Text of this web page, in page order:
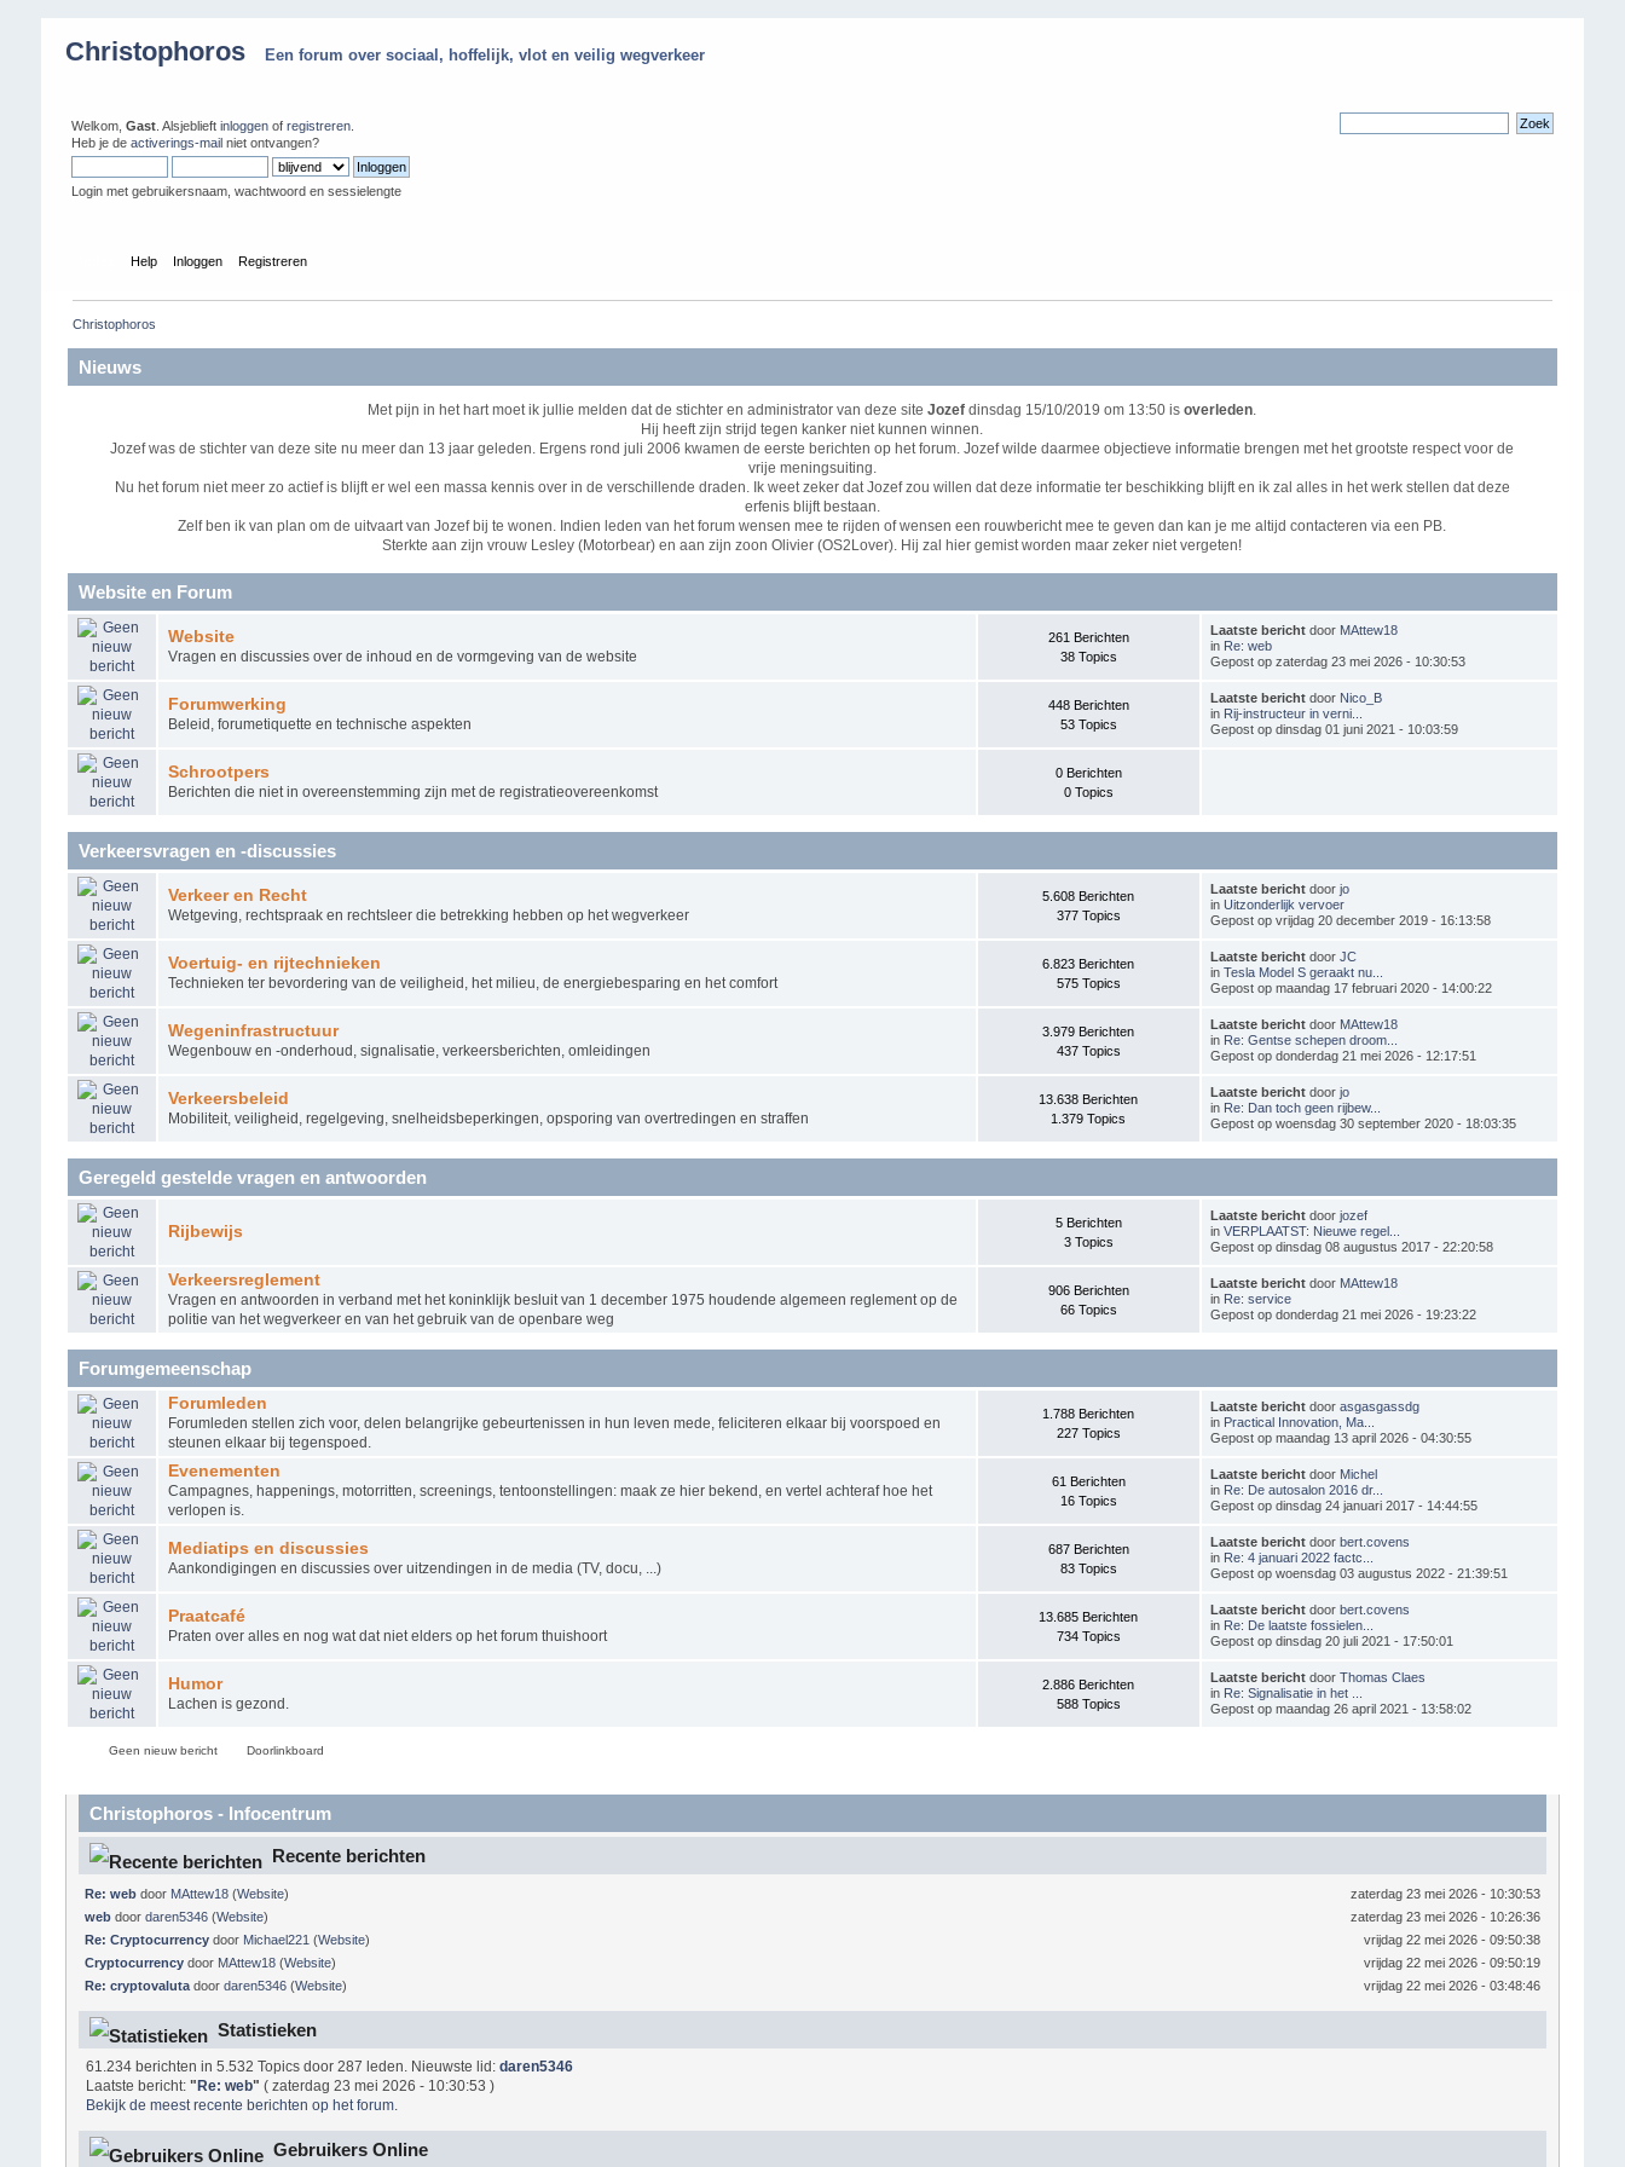
Christophoros Een forum over sociaal, hoffelijk, vlot en veilig wegverkeer
Welkom, Gast. Alsjeblieft inloggenof registreren.
Heb je de activerings-mailniet ontvangen?
Login met gebruikersnaam, wachtwoord en sessielengte
Help Inloggen Registreren
Christophoros
Nieuws
Met pijn in het hart moet ik jullie melden dat de stichter en administrator van deze siteJozef dinsdag 15/10/2019 om 13:50 isoverleden.
Hij heeft zijn strijd tegen kanker niet kunnen winnen.
Jozef was de stichter van deze site nu meer dan 13 jaar geleden. Ergens rond juli 2006 kwamen de eerste berichten op het forum. Jozef wilde daarmee objectieve informatie brengen met het grootste respect voor de
vrije meningsuiting.
Nu het forum niet meer zo actief is blijft er wel een massa kennis over in de verschillende draden. Ik weet zeker dat Jozef zou willen dat deze informatie ter beschikking blijft en ik zal alles in het werk stellen dat deze
erfenis blijft bestaan.
Zelf ben ik van plan om de uitvaart van Jozef bij te wonen. Indien leden van het forum wensen mee te rijden of wensen een rouwbericht mee te geven dan kan je me altijd contacteren via een PB.
Sterkte aan zijn vrouw Lesley (Motorbear) en aan zijn zoon Olivier (OS2Lover). Hij zal hier gemist worden maar zeker niet vergeten!
Website en Forum
Website
Vragen en discussies over de inhoud en de vormgeving van de website
261 Berichten
38 Topics
Laatste bericht door MAttew18
in Re: web
Gepost op zaterdag 23 mei 2026 - 10:30:53
Forumwerking
Beleid, forumetiquette en technische aspekten
448 Berichten
53 Topics
Laatste bericht door Nico_B
in Rij-instructeur in verni...
Gepost op dinsdag 01 juni 2021 - 10:03:59
Schrootpers
Berichten die niet in overeenstemming zijn met de registratieovereenkomst
0 Berichten
0 Topics
Verkeersvragen en -discussies
Verkeer en Recht
Wetgeving, rechtspraak en rechtsleer die betrekking hebben op het wegverkeer
5.608 Berichten
377 Topics
Laatste bericht doorjo
inUitzonderlijk vervoer
Gepost op vrijdag 20 december 2019 - 16:13:58
Voertuig- en rijtechnieken
Technieken ter bevordering van de veiligheid, het milieu, de energiebesparing en het comfort
6.823 Berichten
575 Topics
Laatste bericht doorJC
inTesla Model S geraakt nu...
Gepost op maandag 17 februari 2020 - 14:00:22
Wegeninfrastructuur
Wegenbouw en -onderhoud, signalisatie, verkeersberichten, omleidingen
3.979 Berichten
437 Topics
Laatste bericht door MAttew18
in Re: Gentse schepen droom...
Gepost op donderdag 21 mei 2026 - 12:17:51
Verkeersbeleid
Mobiliteit, veiligheid, regelgeving, snelheidsbeperkingen, opsporing van overtredingen en straffen
13.638 Berichten
1.379 Topics
Laatste bericht doorjo
in Re: Dan toch geen rijbew...
Gepost op woensdag 30 september 2020 - 18:03:35
Geregeld gestelde vragen en antwoorden
Rijbewijs
5 Berichten
3 Topics
Laatste bericht doorjozef
inVERPLAATST: Nieuwe regel...
Gepost op dinsdag 08 augustus 2017 - 22:20:58
Verkeersreglement
Vragen en antwoorden in verband met het koninklijk besluit van 1 december 1975 houdende algemeen reglement op de
politie van het wegverkeer en van het gebruik van de openbare weg
906 Berichten
66 Topics
Laatste bericht door MAttew18
in Re: service
Gepost op donderdag 21 mei 2026 - 19:23:22
Forumgemeenschap
Forumleden
Forumleden stellen zich voor, delen belangrijke gebeurtenissen in hun leven mede, feliciteren elkaar bij voorspoed en
steunen elkaar bij tegenspoed.
1.788 Berichten
227 Topics
Laatste bericht doorasgasgassdg
in Practical Innovation, Ma...
Gepost op maandag 13 april 2026 - 04:30:55
Evenementen
Campagnes, happenings, motorritten, screenings, tentoonstellingen: maak ze hier bekend, en vertel achteraf hoe het
verlopen is.
61 Berichten
16 Topics
Laatste bericht door Michel
in Re: De autosalon 2016 dr...
Gepost op dinsdag 24 januari 2017 - 14:44:55
Mediatips en discussies
Aankondigingen en discussies over uitzendingen in de media (TV, docu, ...)
687 Berichten
83 Topics
Laatste bericht doorbert.covens
in Re: 4 januari 2022 factc...
Gepost op woensdag 03 augustus 2022 - 21:39:51
Praatcafé
Praten over alles en nog wat dat niet elders op het forum thuishoort
13.685 Berichten
734 Topics
Laatste bericht doorbert.covens
in Re: De laatste fossielen...
Gepost op dinsdag 20 juli 2021 - 17:50:01
Humor
Lachen is gezond.
2.886 Berichten
588 Topics
Laatste bericht doorThomas Claes
in Re: Signalisatie in het ...
Gepost op maandag 26 april 2021 - 13:58:02
Geen nieuw bericht Doorlinkboard
Christophoros - Infocentrum
Recente berichten
Re: web door MAttew18 (Website)
zaterdag 23 mei 2026 - 10:30:53
web doordaren5346 (Website)
zaterdag 23 mei 2026 - 10:26:36
Re: Cryptocurrency door Michael221 (Website)
vrijdag 22 mei 2026 - 09:50:38
Cryptocurrency door MAttew18 (Website)
vrijdag 22 mei 2026 - 09:50:19
Re: cryptovaluta doordaren5346 (Website) vrijdag 22 mei 2026 - 03:48:46
Statistieken
61.234 berichten in 5.532 Topics door 287 leden. Nieuwste lid: daren5346
Laatste bericht: " Re: web" ( zaterdag 23 mei 2026 - 10:30:53 )
Bekijk de meest recente berichten op het forum.
Gebruikers Online